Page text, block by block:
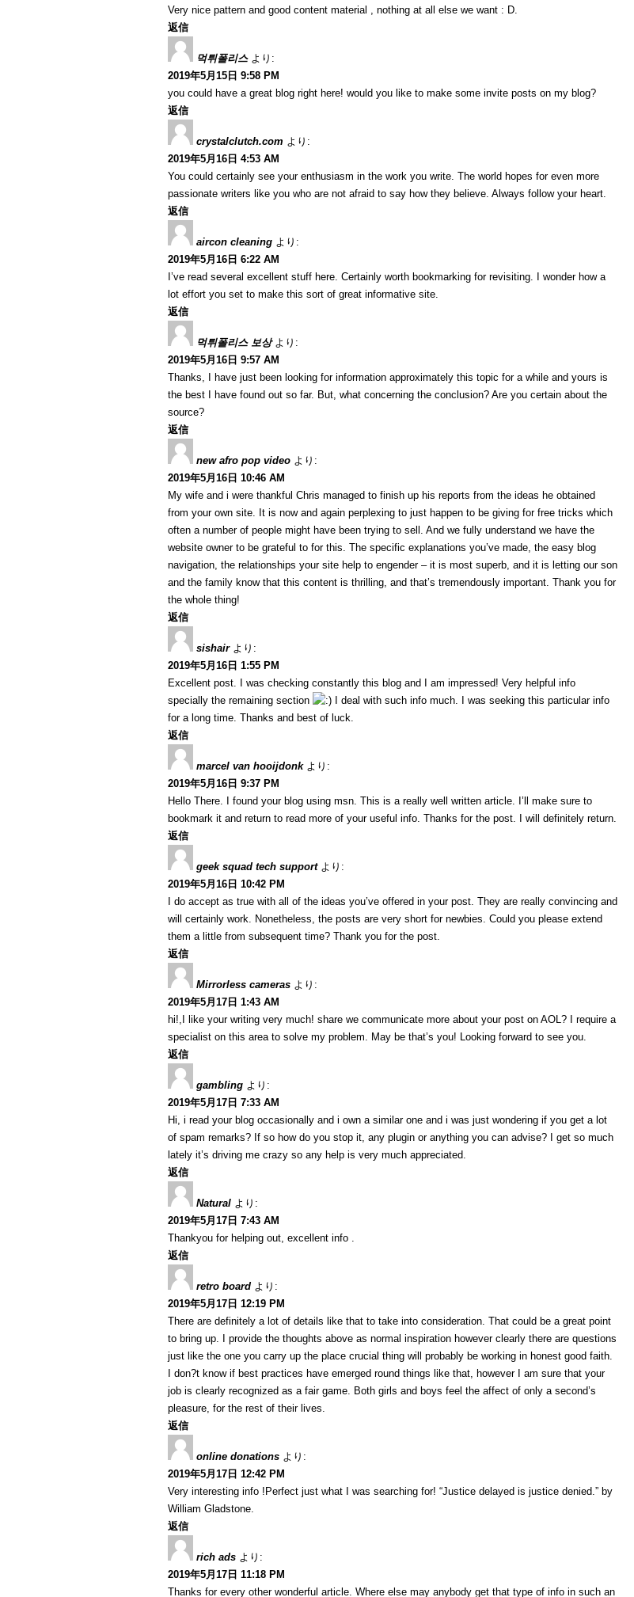
Very nice pattern and good content material , nothing at all else we want : D.
返信
먹튀폴리스 より:
2019年5月15日 9:58 PM
you could have a great blog right here! would you like to make some invite posts on my blog?
返信
crystalclutch.com より:
2019年5月16日 4:53 AM
You could certainly see your enthusiasm in the work you write. The world hopes for even more
passionate writers like you who are not afraid to say how they believe. Always follow your heart.
返信
aircon cleaning より:
2019年5月16日 6:22 AM
I’ve read several excellent stuff here. Certainly worth bookmarking for revisiting. I wonder how a
lot effort you set to make this sort of great informative site.
返信
먹튀폴리스 보상 より:
2019年5月16日 9:57 AM
Thanks, I have just been looking for information approximately this topic for a while and yours is
the best I have found out so far. But, what concerning the conclusion? Are you certain about the
source?
返信
new afro pop video より:
2019年5月16日 10:46 AM
My wife and i were thankful Chris managed to finish up his reports from the ideas he obtained
from your own site. It is now and again perplexing to just happen to be giving for free tricks which
often a number of people might have been trying to sell. And we fully understand we have the
website owner to be grateful to for this. The specific explanations you’ve made, the easy blog
navigation, the relationships your site help to engender – it is most superb, and it is letting our son
and the family know that this content is thrilling, and that’s tremendously important. Thank you for
the whole thing!
返信
sishair より:
2019年5月16日 1:55 PM
Excellent post. I was checking constantly this blog and I am impressed! Very helpful info
specially the remaining section
I deal with such info much. I was seeking this particular info
for a long time. Thanks and best of luck.
返信
marcel van hooijdonk より:
2019年5月16日 9:37 PM
Hello There. I found your blog using msn. This is a really well written article. I’ll make sure to
bookmark it and return to read more of your useful info. Thanks for the post. I will definitely return.
返信
geek squad tech support より:
2019年5月16日 10:42 PM
I do accept as true with all of the ideas you’ve offered in your post. They are really convincing and
will certainly work. Nonetheless, the posts are very short for newbies. Could you please extend
them a little from subsequent time? Thank you for the post.
返信
Mirrorless cameras より:
2019年5月17日 1:43 AM
hi!,I like your writing very much! share we communicate more about your post on AOL? I require a
specialist on this area to solve my problem. May be that’s you! Looking forward to see you.
返信
gambling より:
2019年5月17日 7:33 AM
Hi, i read your blog occasionally and i own a similar one and i was just wondering if you get a lot
of spam remarks? If so how do you stop it, any plugin or anything you can advise? I get so much
lately it’s driving me crazy so any help is very much appreciated.
返信
Natural より:
2019年5月17日 7:43 AM
Thankyou for helping out, excellent info .
返信
retro board より:
2019年5月17日 12:19 PM
There are definitely a lot of details like that to take into consideration. That could be a great point
to bring up. I provide the thoughts above as normal inspiration however clearly there are questions
just like the one you carry up the place crucial thing will probably be working in honest good faith.
I don?t know if best practices have emerged round things like that, however I am sure that your
job is clearly recognized as a fair game. Both girls and boys feel the affect of only a second’s
pleasure, for the rest of their lives.
返信
online donations より:
2019年5月17日 12:42 PM
Very interesting info !Perfect just what I was searching for! “Justice delayed is justice denied.” by
William Gladstone.
返信
rich ads より:
2019年5月17日 11:18 PM
Thanks for every other wonderful article. Where else may anybody get that type of info in such an